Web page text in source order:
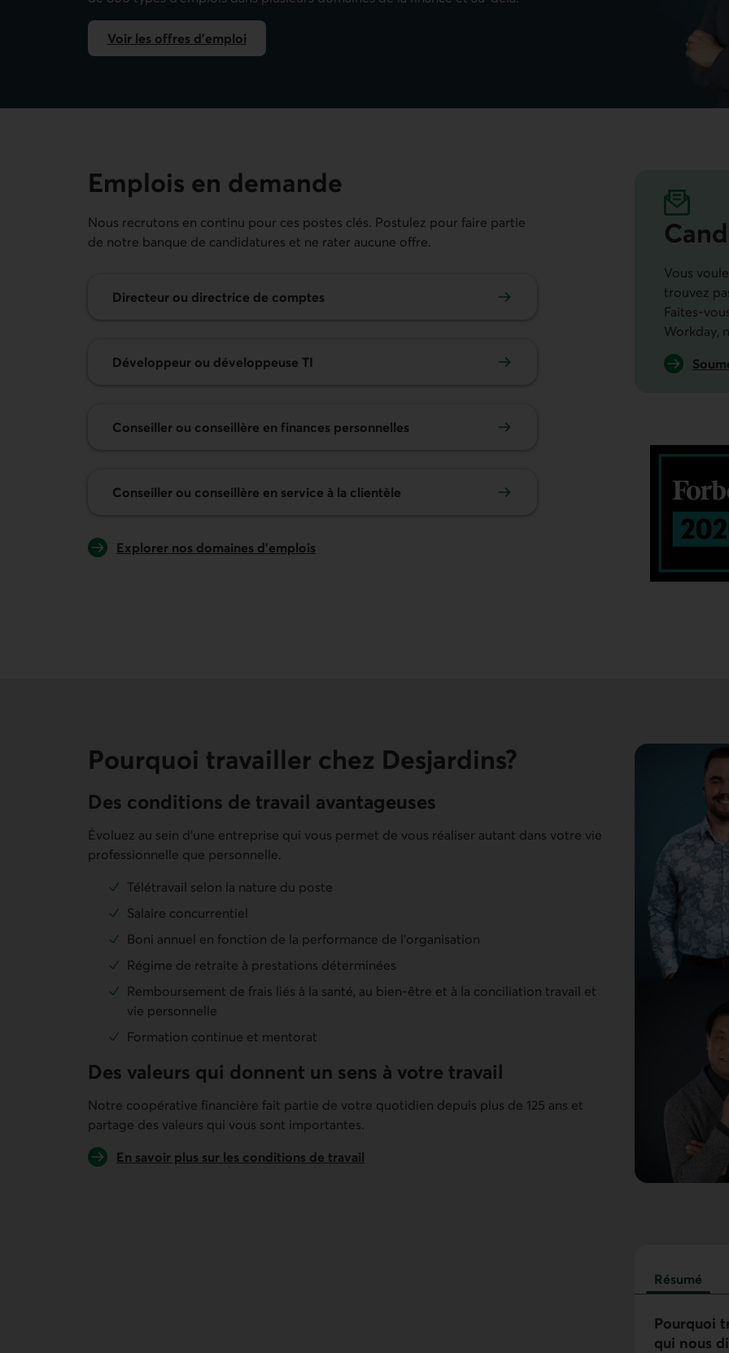
Voir les offres d'emploi
Emplois en demande
Nous recrutons en continu pour ces postes clés. Postulez pour faire partie
de notre banque de candidatures et ne rater aucune offre.
En savoir plus sur le poste de
Directeur ou directrice de comptes
En savoir plus sur le poste de
Développeur ou développeuse TI
En savoir plus sur le poste de
Conseiller ou conseillère en finances personnelles
En savoir plus sur le poste de
Conseiller ou conseillère en service à la clientèle
Explorer nos domaines d'emplois
Vous
trouvez
Faites-
Workday,
Pourquoi travailler chez Desjardins?
Des conditions de travail avantageuses
Évoluez au sein d’une entreprise qui vous permet de vous réaliser autant dans votre vie
professionnelle que personnelle.
Télétravail selon la nature du poste
Salaire concurrentiel
Boni annuel en fonction de la performance de l’organisation
Régime de retraite à prestations déterminées
Remboursement de frais liés à la santé, au bien-être et à la conciliation travail et
vie personnelle
Formation continue et mentorat
Des valeurs qui donnent un sens à votre travail
Notre coopérative financière fait partie de votre quotidien depuis plus de 125 ans et
partage des valeurs qui vous sont importantes.
En savoir plus sur les conditions de travail
Résumé
Pourquoi
qui nous